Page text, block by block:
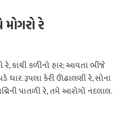
રે
રે, કાચી કળીનો હાર; આવતાં ભીંજે
ધાર. રૂપલા કેરી ઊંઢાલણી રે, સોના
પાતળી રે, તમે આરોગો નંદલાલ.